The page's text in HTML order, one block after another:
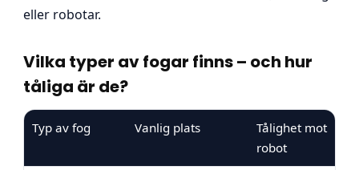
eller robotar.
Vilka typer av fogar finns – och hur
tåliga är de?
Typ av fog Vanlig plats
Tålighet mot
robot